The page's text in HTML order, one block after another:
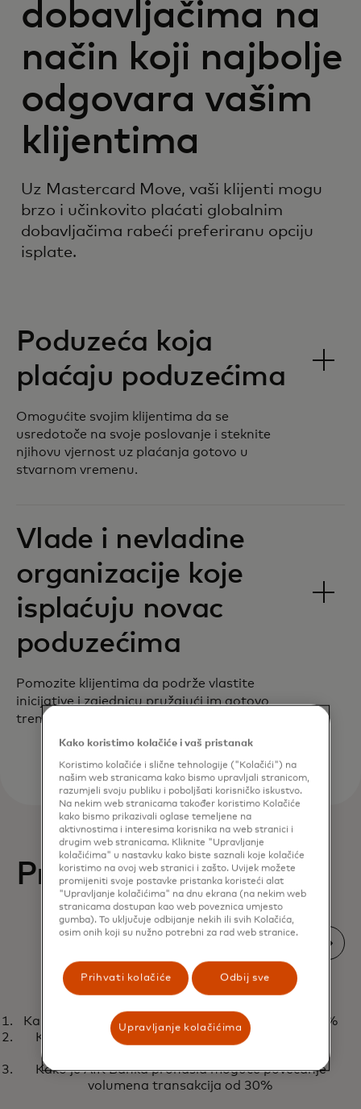
dobavljačima na
način koji najbolje
odgovara vašim
klijentima
Uz Mastercard Move, vaši klijenti mogu
brzo i učinkovito plaćati globalnim
dobavljačima rabeći preferiranu opciju
isplate.
Poduzeća koja
plaćaju poduzećima
Omogućite svojim klijentima da se
usredotoče na svoje poslovanje i steknite
njihovu vjernost uz plaćanja gotovo u
stvarnom vremenu.
Vlade i nevladine
organizacije koje
isplaćuju novac
poduzećima
Pomozite klijentima da podrže vlastite
inicijative i zajednicu pružajući im gotovo
trenutan pristup isplatama.
Primjenjivi uvidi
Kretanje novca bez prepreka:
poticanje inkluzivnog rasta
diljem Azije i Pacifika
Saznajte više
Kako je fintech povećao aktivacije računa za 118%
Kako je AIK Banka pronašla moguće povećanje
Kako je AIK Banka pronašla moguće povećanje
volumena transakcija od 30%
Kako koristimo kolačiće i vaš pristanak
Koristimo kolačiće i slične tehnologije ("Kolačići") na
našim web stranicama kako bismo upravljali stranicom,
razumjeli svoju publiku i poboljšati korisničko iskustvo.
Na nekim web stranicama također koristimo Kolačiće
kako bismo prikazivali oglase temeljene na
aktivnostima i interesima korisnika na web stranici i
drugim web stranicama. Kliknite "Upravljanje
kolačićima" u nastavku kako biste saznali koje kolačiće
koristimo na ovoj web stranici i zašto. Uvijek možete
promijeniti svoje postavke pristanka koristeći alat
"Upravljanje kolačićima" na dnu ekrana (na nekim web
stranicama dostupan kao web poveznica umjesto
gumba). To uključuje odbijanje nekih ili svih Kolačića,
osim onih koji su nužno potrebni za rad web stranice.
Prihvati kolačiće Odbij sve
Upravljanje kolačićima